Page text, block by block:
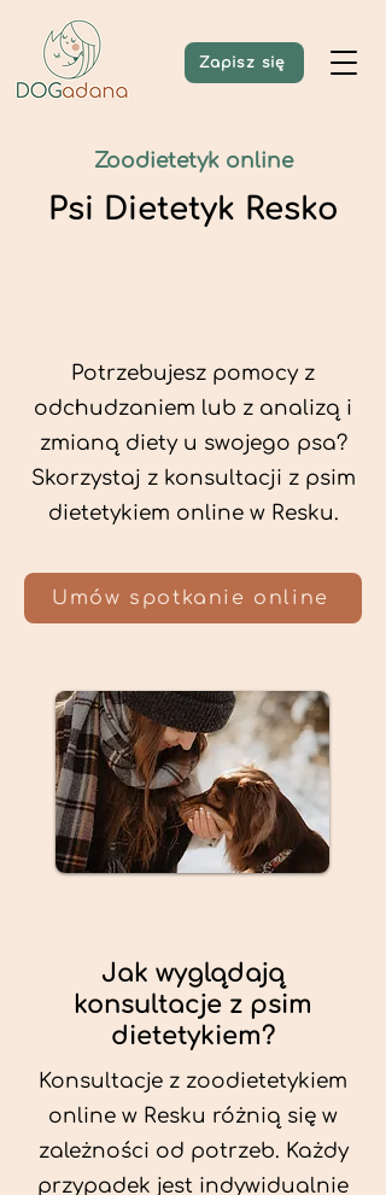
Zapisz się
Zoodietetyk online
Psi Dietetyk Resko
Potrzebujesz pomocy z
odchudzaniem lub z analizą i
zmianą diety u swojego psa?
Skorzystaj z konsultacji z psim
dietetykiem online w Resku.
Umów spotkanie online
Jak wyglądają
konsultacje z psim
dietetykiem?
Konsultacje z zoodietetykiem
online w Resku różnią się w
zależności od potrzeb. Każdy
przypadek jest indywidualnie